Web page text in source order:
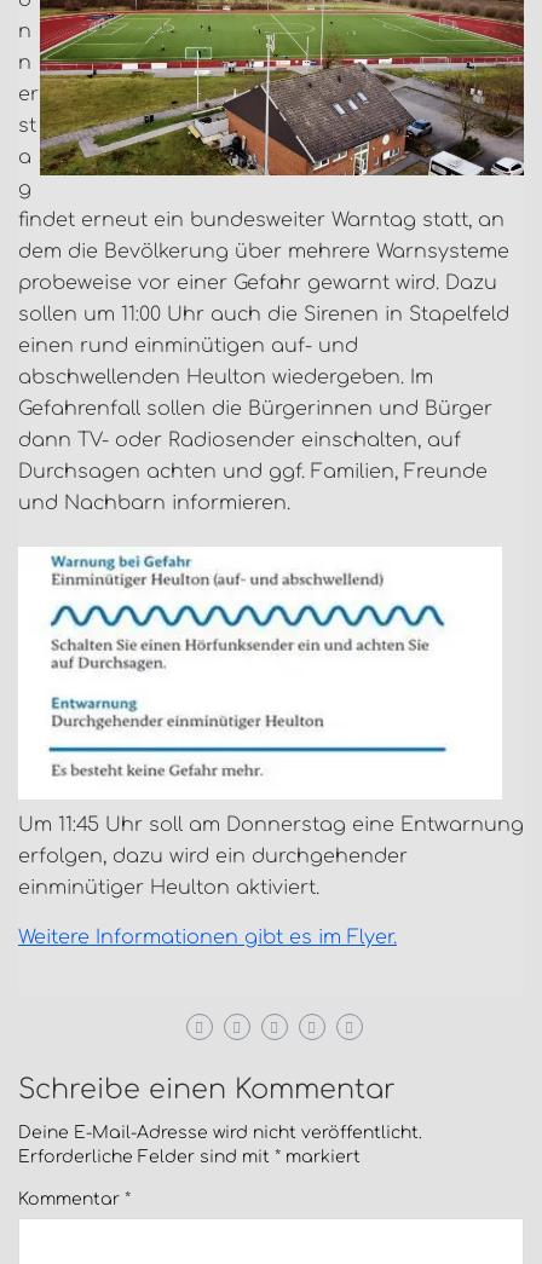
n
n
er
st
a
g
findet erneut ein bundesweiter Warntag statt, an
dem die Bevölkerung über mehrere Warnsysteme
probeweise vor einer Gefahr gewarnt wird. Dazu
sollen um 11:00 Uhr auch die Sirenen in Stapelfeld
einen rund einminütigen auf- und
abschwellenden Heulton wiedergeben. Im
Gefahrenfall sollen die Bürgerinnen und Bürger
dann TV- oder Radiosender einschalten, auf
Durchsagen achten und ggf. Familien, Freunde
und Nachbarn informieren.
Um 11:45 Uhr soll am Donnerstag eine Entwarnung
erfolgen, dazu wird ein durchgehender
einminütiger Heulton aktiviert.
Weitere Informationen gibt es im Flyer.
Schreibe einen Kommentar
Deine E-Mail-Adresse wird nicht veröffentlicht.
Erforderliche Felder sind mit * markiert
Kommentar *